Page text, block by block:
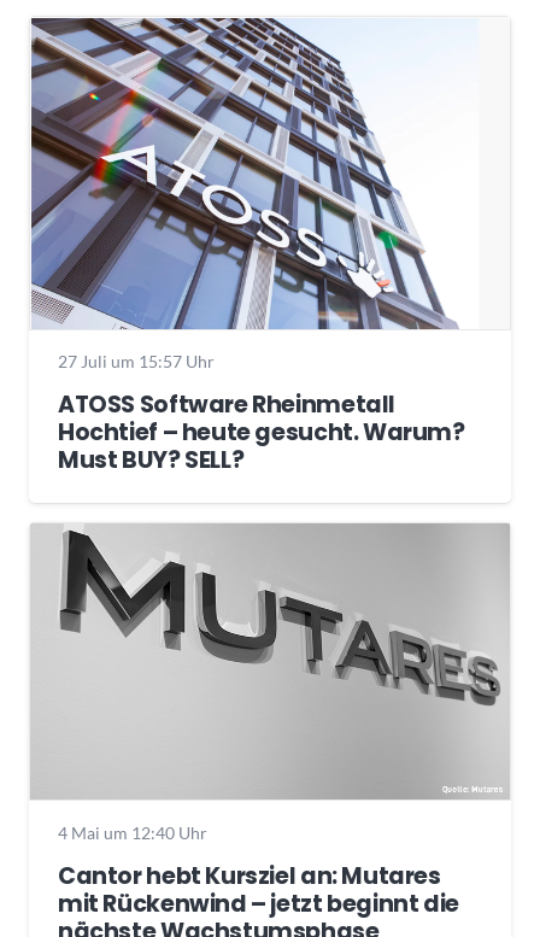
27 Juli um 15:57 Uhr
ATOSS Software Rheinmetall
Hochtief – heute gesucht. Warum?
Must BUY? SELL?
4 Mai um 12:40 Uhr
Cantor hebt Kursziel an: Mutares
mit Rückenwind – jetzt beginnt die